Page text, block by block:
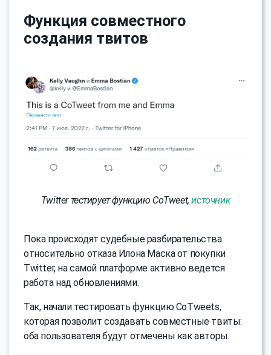
Функция совместного
создания твитов
Twitter тестирует функцию CoTweet,источник
Пока происходят судебные разбирательства
относительно отказа Илона Маска от покупки
Twitter, на самой платформе активно ведется
работа над обновлениями.
Так, начали тестировать функцию CoTweets,
которая позволит создавать совместные твиты:
оба пользователя будут отмечены как авторы.